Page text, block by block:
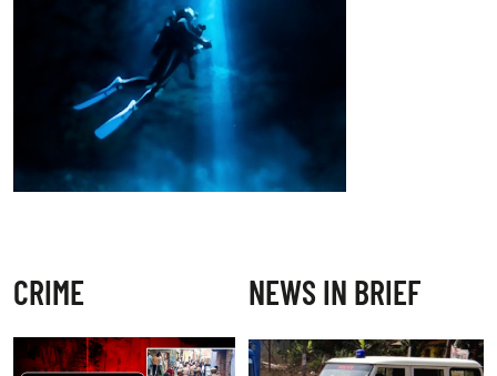
CRIME NEWS IN BRIEF